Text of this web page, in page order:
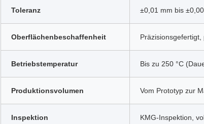
Toleranz ±0,01 mm bis
Oberflächenbeschaffenheit
Betriebstemperatur Bis zu 250 °C
Produktionsvolumen Vom Prototyp zur
Inspektion KMG-Inspektion,